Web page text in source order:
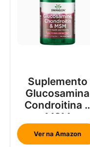
Suplemento
Glucosamina
Condroitina e
MSM
Ver na Amazon